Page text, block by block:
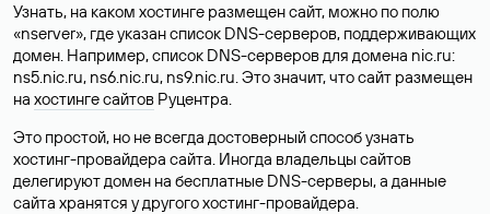
Узнать, на каком хостинге размещен сайт, можно по полю
«nserver», где указан список DNS-серверов, поддерживающих
домен. Например, список DNS-серверов для домена nic.ru:
ns5.nic.ru, ns6.nic.ru, ns9.nic.ru. Это значит, что сайт размещен
на хостинге сайтов Руцентра.
Это простой, но не всегда достоверный способ узнать
хостинг-провайдера сайта. Иногда владельцы сайтов
делегируют домен на бесплатные DNS-серверы, а данные
сайта хранятся у другого хостинг-провайдера.